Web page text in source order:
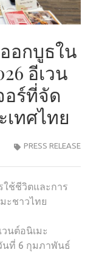
อกบูธใน
อีเวน
อร์ที่จัด
ทศไทย
PRESS RELEASE
ใช้ชีวิตและการ
ะชาวไทย
วนต์อนิเมะ
นที่ 6 กุมภาพันธ์